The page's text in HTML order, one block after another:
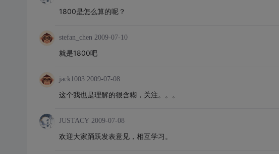
1800是怎么算的呢？
stefan_chen 2009-07-10
就是1800吧
jack1003 2009-07-08
这个我也是理解的很含糊，关注。。。
JUSTACY 2009-07-08
欢迎大家踊跃发表意见，相互学习。